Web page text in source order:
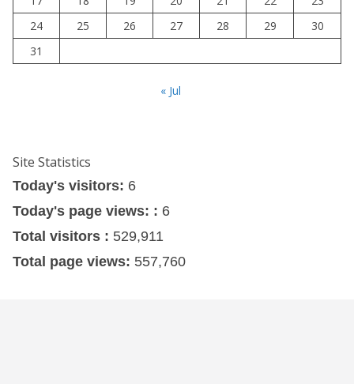
24
25 26 27 28 29
30
31
« Jul
Site Statistics
Today's visitors: 6
Today's page views: : 6
Total visitors : 529,911
Total page views: 557,760